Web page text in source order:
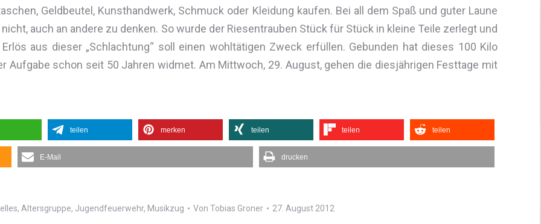
Geldbeutel, Kunsthandwerk, Schmuck oder Kleidung kaufen. Bei all dem Spaß und guter Laune
auch an andere zu denken. So wurde der Riesentrauben Stück für Stück in kleine Teile zerlegt und
aus dieser „Schlachtung“ soll einen wohltätigen Zweck erfüllen. Gebunden hat dieses 100 Kilo
Aufgabe schon seit 50 Jahren widmet. Am Mittwoch, 29. August, gehen die diesjährigen Festtage mit
teilen merken teilen teilen teilen
E-Mail drucken
, Altersgruppe, Jugendfeuerwehr, Musikzug Von Tobias Groner 27. August 2012